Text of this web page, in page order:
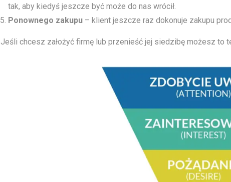
tak, aby kiedyś jeszcze być może do nas wrócił.
Ponownego zakupu – klient jeszcze raz dokonuje zakupu
Jeśli chcesz założyć firmę lub przenieść jej siedzibę możesz to